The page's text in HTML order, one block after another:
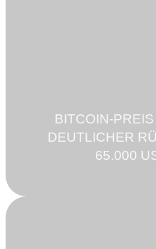
BITCOIN-
DEUTLICHER
65.000